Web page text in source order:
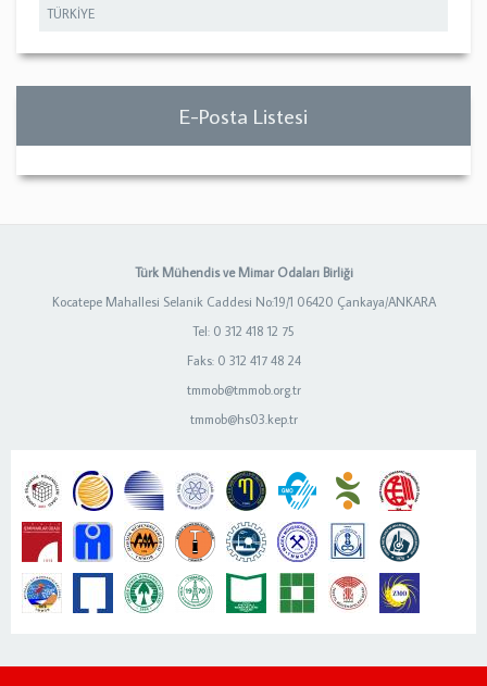
TÜRKİYE
E-Posta Listesi
Türk Mühendis ve Mimar Odaları Birliği
Kocatepe Mahallesi Selanik Caddesi No:19/1 06420 Çankaya/ANKARA
Tel: 0 312 418 12 75
Faks: 0 312 417 48 24
tmmob@tmmob.org.tr
tmmob@hs03.kep.tr